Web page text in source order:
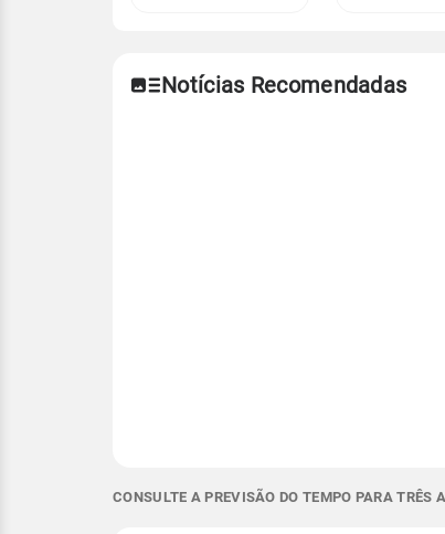
Notícias Recomendadas
CONSULTE A PREVISÃO DO TEMPO PARA TRÊS